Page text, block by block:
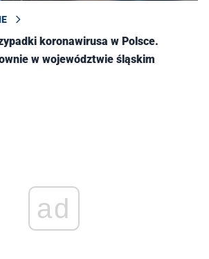
koronawirusa w Polsce.
w województwie śląskim
ad